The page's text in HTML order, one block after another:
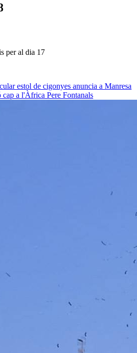
per al dia 17
estol de cigonyes anuncia a Manresa
cap a l'Àfrica Pere Fontanals